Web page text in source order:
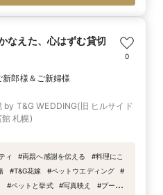
なえた、心はずむ貸切
0
新郎様＆ご新婦様
by T&G WEDDING(旧 ヒルサイド
札幌)
ィ #両親へ感謝を伝える #料理にこ
#T&G花嫁 #ペットウエディング
#
#ペットと挙式 #写真映え #プール